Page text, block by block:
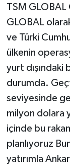
TSM GLOBAL
GLOBAL
ve Türki
ülkenin
yurt dışındaki
durumda.
seviyesinde
milyon dolara
içinde bu
planlıyoruz
yatırımla